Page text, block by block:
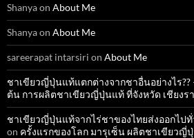
Shanyaon About Me
Shanyaon About Me
sareerapat intarsiri on About Me
ชาเขียวญี่ปุ่นแท้แตกต่างจากชาอื่นอย่างไร??
ต้น การผลิตชาเขียวญี่ปุ่นแท้ ที่จังหวัด เชียงร
ชาเขียวญี่ปุ่นแท้จากไร่ชาของไทยส่งออกไป
on ครั้งแรกของโลก มารุเซ็น ผลิตชาเขียวญี่